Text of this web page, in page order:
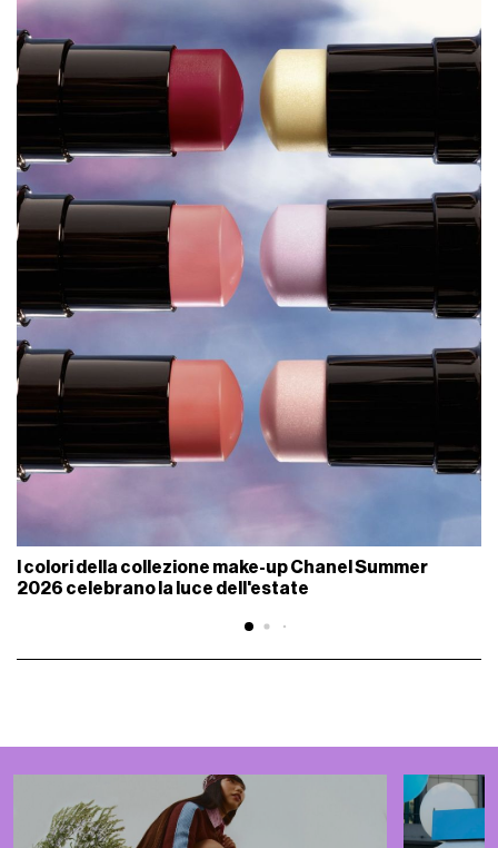
I colori della collezione make-up Chanel Summer
2026 celebrano la luce dell'estate